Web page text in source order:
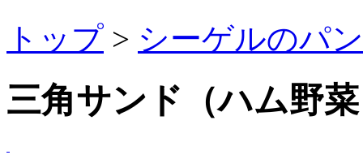
トップ > シーゲルのパン
三角サンド（ハム野